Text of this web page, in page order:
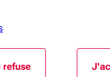
Je refuse
l'utilisation de cookies
Aller au